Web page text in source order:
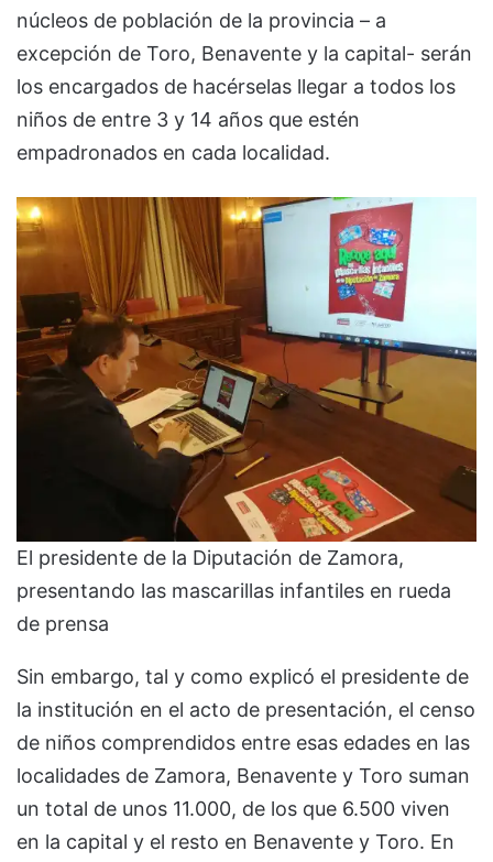
núcleos de población de la provincia – a
excepción de Toro, Benavente y la capital- serán
los encargados de hacérselas llegar a todos los
niños de entre 3 y 14 años que estén
empadronados en cada localidad.
El presidente de la Diputación de Zamora,
presentando las mascarillas infantiles en rueda
de prensa
Sin embargo, tal y como explicó el presidente de
la institución en el acto de presentación, el censo
de niños comprendidos entre esas edades en las
localidades de Zamora, Benavente y Toro suman
un total de unos 11.000, de los que 6.500 viven
en la capital y el resto en Benavente y Toro. En